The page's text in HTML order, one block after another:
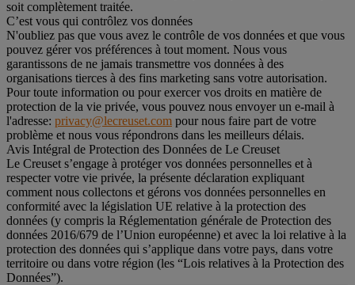
soit complètement traitée.
C’est vous qui contrôlez vos données
N'oubliez pas que vous avez le contrôle de vos données et que vous
pouvez gérer vos préférences à tout moment. Nous vous
garantissons de ne jamais transmettre vos données à des
organisations tierces à des fins marketing sans votre autorisation.
Pour toute information ou pour exercer vos droits en matière de
protection de la vie privée, vous pouvez nous envoyer un e-mail à
l'adresse: privacy@lecreuset.com pour nous faire part de votre
problème et nous vous répondrons dans les meilleurs délais.
Avis Intégral de Protection des Données de Le Creuset
Le Creuset s’engage à protéger vos données personnelles et à
respecter votre vie privée, la présente déclaration expliquant
comment nous collectons et gérons vos données personnelles en
conformité avec la législation UE relative à la protection des
données (y compris la Réglementation générale de Protection des
données 2016/679 de l’Union européenne) et avec la loi relative à la
protection des données qui s’applique dans votre pays, dans votre
territoire ou dans votre région (les “Lois relatives à la Protection des
Données”).